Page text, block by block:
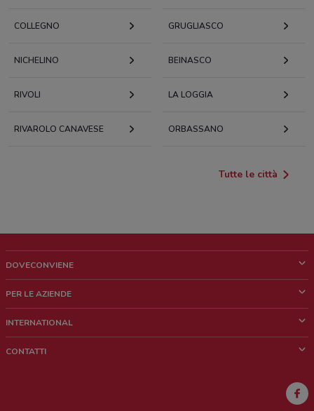
COLLEGNO GRUGLIASCO
NICHELINO BEINASCO
RIVOLI LA LOGGIA
RIVAROLO CANAVESE ORBASSANO
Tutte le città
DOVECONVIENE
Chi siamo
Lavora con noi
PER LE AZIENDE
Richieste commerciali e marketing
INTERNATIONAL
CONTATTI